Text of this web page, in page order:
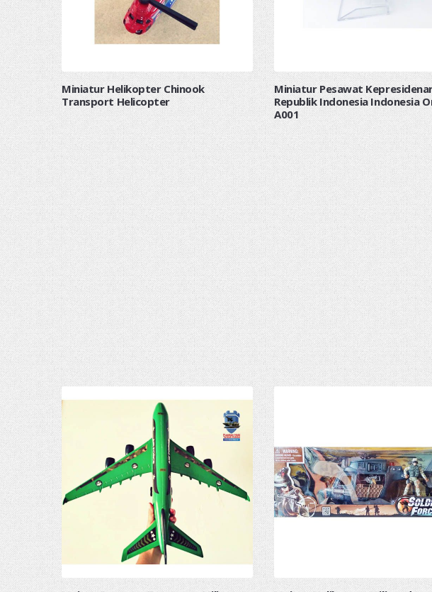
Miniatur Helikopter Chinook
Transport Helicopter
Miniatur Pesawat
Republik Indonesia Indonesia
A001